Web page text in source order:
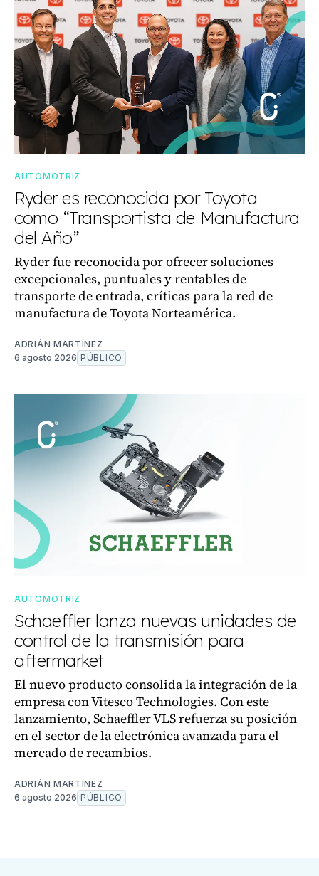
AUTOMOTRIZ
Ryder es reconocida por Toyota
como “Transportista de Manufactura
del Año”
Ryder fue reconocida por ofrecer soluciones
excepcionales, puntuales y rentables de
transporte de entrada, críticas para la red de
manufactura de Toyota Norteamérica.
ADRIÁN MARTÍNEZ
6 agosto 2026 PÚBLICO
AUTOMOTRIZ
Schaeffler lanza nuevas unidades de
control de la transmisión para
aftermarket
El nuevo producto consolida la integración de la
empresa con Vitesco Technologies. Con este
lanzamiento, Schaeffler VLS refuerza su posición
en el sector de la electrónica avanzada para el
mercado de recambios.
ADRIÁN MARTÍNEZ
6 agosto 2026 PÚBLICO